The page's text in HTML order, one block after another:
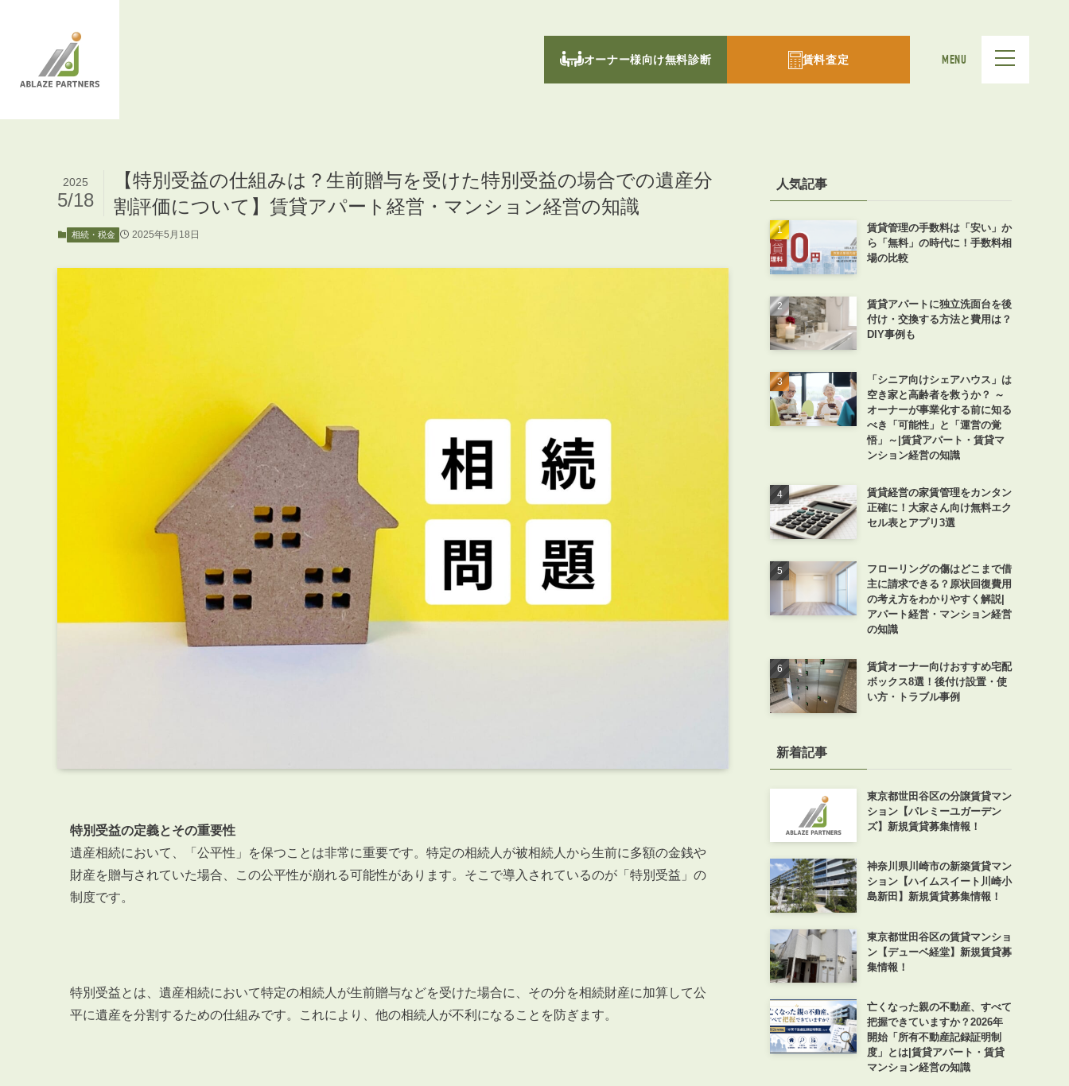
オーナー様向け無料診断 賃料査定 MENU
【特別受益の仕組みは？生前贈与を受けた特別受益の場合での遺産分
割評価について】賃貸アパート経営・マンション経営の知識
2025
5/18
相続・税金 2025年5月18日
特別受益の定義とその重要性
遺産相続において、「公平性」を保つことは非常に重要です。特定の相続人が被相続人から生前に多額の金銭や
財産を贈与されていた場合、この公平性が崩れる可能性があります。そこで導入されているのが「特別受益」の
制度です。
特別受益とは、遺産相続において特定の相続人が生前贈与などを受けた場合に、その分を相続財産に加算して公
平に遺産を分割するための仕組みです。これにより、他の相続人が不利になることを防ぎます。
人気記事
賃貸管理の手数料は「安い」か
ら「無料」の時代に！手数料相
場の比較
賃貸アパートに独立洗面台を後
付け・交換する方法と費用は？
DIY事例も
「シニア向けシェアハウス」は
空き家と高齢者を救うか？ ～
オーナーが事業化する前に知る
べき「可能性」と「運営の覚
悟」～|賃貸アパート・賃貸マ
ンション経営の知識
賃貸経営の家賃管理をカンタン
正確に！大家さん向け無料エク
セル表とアプリ3選
フローリングの傷はどこまで借
主に請求できる？原状回復費用
の考え方をわかりやすく解説|
アパート経営・マンション経営
の知識
賃貸オーナー向けおすすめ宅配
ボックス8選！後付け設置・使
い方・トラブル事例
新着記事
東京都世田谷区の分譲賃貸マン
ション【パレミーユガーデン
ズ】新規賃貸募集情報！
神奈川県川崎市の新築賃貸マン
ション【ハイムスイート川崎小
島新田】新規賃貸募集情報！
東京都世田谷区の賃貸マンショ
ン【デューベ経堂】新規賃貸募
集情報！
亡くなった親の不動産、すべて
把握できていますか？2026年
開始「所有不動産記録証明制
度」とは|賃貸アパート・賃貸
マンション経営の知識